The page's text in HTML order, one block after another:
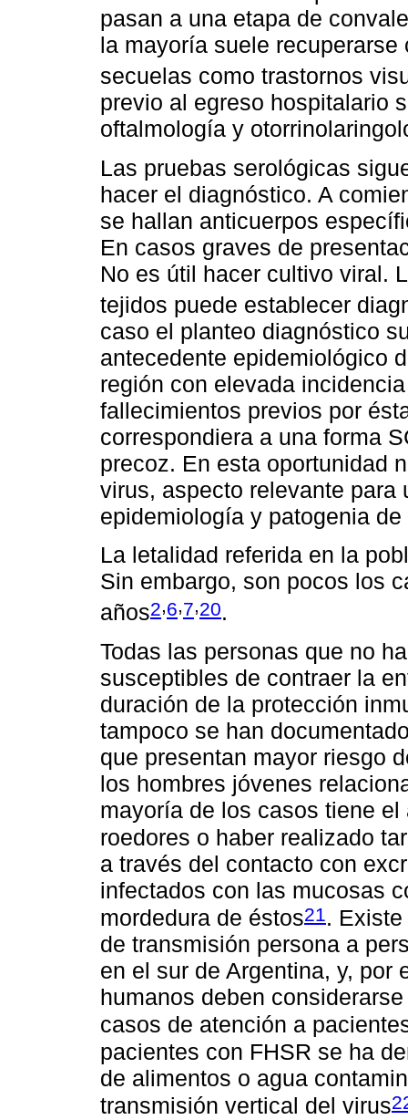
pasan a una etapa de
la mayoría suele
secuelas como trastornos
previo al egreso hospitalario
oftalmología y
Las pruebas serológicas
hacer el diagnóstico. A
se hallan anticuerpos
En casos graves de
No es útil hacer cultivo viral.
tejidos puede establecer
caso el planteo diagnóstico
antecedente epidemiológico
región con elevada
fallecimientos previos por
correspondiera a una forma
precoz. En esta oportunidad
virus, aspecto relevante para
epidemiología y patogenia
La letalidad referida en la
Sin embargo, son pocos los
años2,6,7,20.
Todas las personas que no
susceptibles de contraer la
duración de la protección
tampoco se han
que presentan mayor riesgo
los hombres jóvenes
mayoría de los casos tiene
roedores o haber realizado
a través del contacto con
infectados con las mucosas
mordedura de éstos21.
de transmisión persona a
en el sur de Argentina, y, por
humanos deben
casos de atención a
pacientes con FHSR se ha
de alimentos o agua
transmisión vertical del virus